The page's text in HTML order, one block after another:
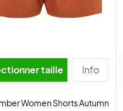
taille Info
Women Shorts Autumn